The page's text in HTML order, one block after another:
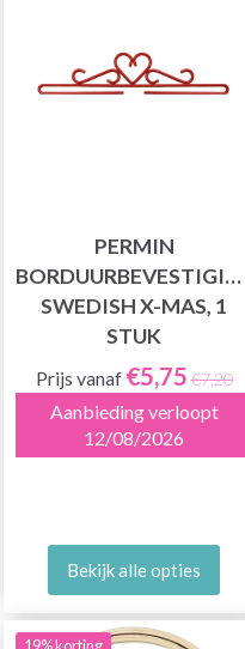
PERMIN
BORDUURBEVESTIGING
SWEDISH X-MAS, 1
STUK
Prijs vanaf €5,75 €7,20
Aanbieding verloopt
12/08/2026
Bekijk alle opties